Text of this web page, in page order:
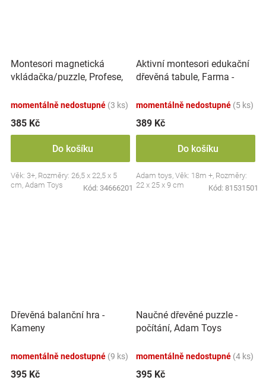
Montesori magnetická
vkládačka/puzzle, Profese,
momentálně nedostupné (3 ks)
385 Kč
Do košíku
Věk: 3+, Rozměry: 26,5 x 22,5 x 5
cm, Adam Toys
Kód: 34666201
Aktivní montesori edukační
dřevěná tabule, Farma -
momentálně nedostupné (5 ks)
389 Kč
Do košíku
Adam toys, Věk: 18m +, Rozměry:
22 x 25 x 9 cm
Kód: 81531501
Dřevěná balanční hra -
Kameny
momentálně nedostupné (9 ks)
395 Kč
Naučné dřevěné puzzle -
počítání, Adam Toys
momentálně nedostupné (4 ks)
395 Kč